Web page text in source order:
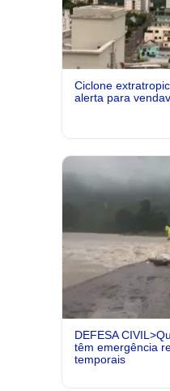
Ciclone
alerta para
DEFESA
têm emergência
temporais